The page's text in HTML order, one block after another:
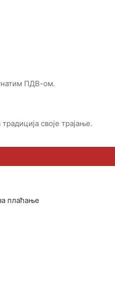
ПДВ-ом.
своје трајање.
плаћање